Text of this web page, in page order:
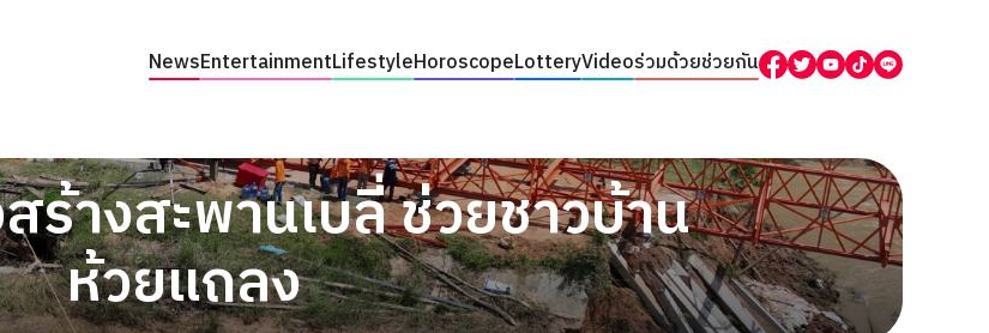
NewsEntertainmentLifestyleHoroscopeLotteryVideoร่วมด้วยช่วยกัน
ร้างสะพานเบลี่ ช่วยชาวบ้าน
ห้วยแถลง